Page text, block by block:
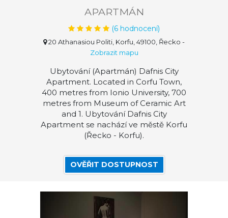
APARTMÁN
(6 hodnocení)
20 Athanasiou Politi, Korfu, 49100, Řecko -
Zobrazit mapu
Ubytování (Apartmán) Dafnis City
Apartment. Located in Corfu Town,
400 metres from Ionio University, 700
metres from Museum of Ceramic Art
and 1. Ubytování Dafnis City
Apartment se nachází ve městě Korfu
(Řecko - Korfu).
OVĚŘIT DOSTUPNOST